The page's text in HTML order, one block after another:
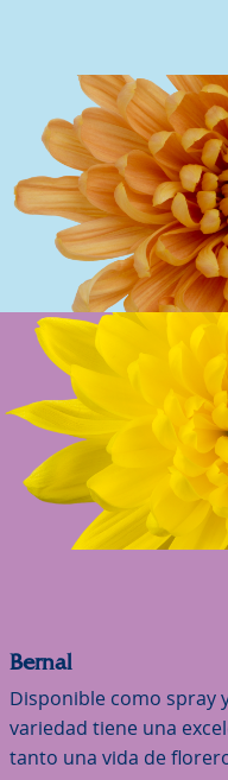
Bernal
Disponible como spray
variedad tiene una
tanto una vida de